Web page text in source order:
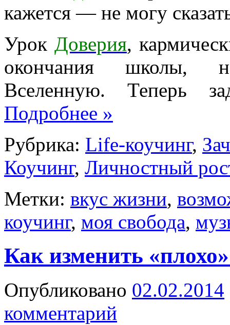
кажется — не могу
Урок Доверия,
окончания школы,
Вселенную. Теперь
Подробнее »
Рубрика: Life-коучинг,
Коучинг, Личностный
Метки: вкус жизни,
коучинг, моя свобода,
Как изменить
Опубликовано 02.02.2014
комментарий